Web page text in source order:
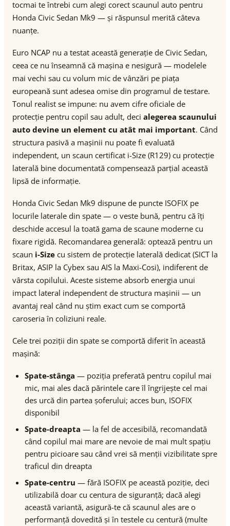
tocmai te întrebi cum alegi corect scaunul auto pentru
Honda Civic Sedan Mk9 — și răspunsul merită câteva
nuanțe.
Euro NCAP nu a testat această generație de Civic Sedan,
ceea ce nu înseamnă că mașina e nesigură — modelele
mai vechi sau cu volum mic de vânzări pe piața
europeană sunt adesea omise din programul de testare.
Tonul realist se impune: nu avem cifre oficiale de
protecție pentru copil sau adult, deci alegerea scaunului
auto devine un element cu atât mai important. Când
structura pasivă a mașinii nu poate fi evaluată
independent, un scaun certificat i-Size (R129) cu protecție
laterală bine documentată compensează parțial această
lipsă de informație.
Honda Civic Sedan Mk9 dispune de puncte ISOFIX pe
locurile laterale din spate — o veste bună, pentru că îți
deschide accesul la toată gama de scaune moderne cu
fixare rigidă. Recomandarea generală: optează pentru un
scaun i-Size cu sistem de protecție laterală dedicat (SICT la
Britax, ASIP la Cybex sau AIS la Maxi-Cosi), indiferent de
vârsta copilului. Aceste sisteme absorb energia unui
impact lateral independent de structura mașinii — un
avantaj real când nu știm exact cum se comportă
caroseria în coliziuni reale.
Cele trei poziții din spate se comportă diferit în această
mașină:
Spate-stânga — poziția preferată pentru copilul mai
mic, mai ales dacă părintele care îl îngrijește cel mai
des urcă din partea șoferului; acces bun, ISOFIX
disponibil
Spate-dreapta — la fel de accesibilă, recomandată
când copilul mai mare are nevoie de mai mult spațiu
pentru picioare sau când vrei să menții vizibilitate spre
traficul din dreapta
Spate-centru — fără ISOFIX pe această poziție, deci
utilizabilă doar cu centura de siguranță; dacă alegi
această variantă, asigură-te că scaunul ales are o
performanță dovedită și în testele cu centură (multe